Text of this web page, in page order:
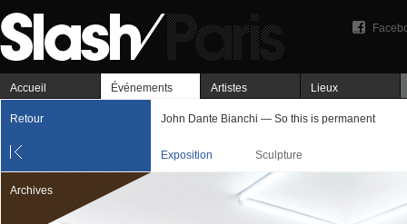
Accueil Événements Artistes Lieux
Retour John Dante Bianchi — So this is permanent
Exposition Sculpture
Archives